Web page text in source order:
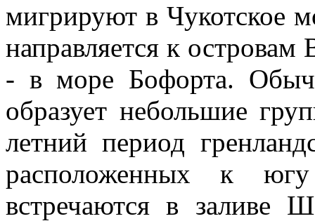
мигрируют в Чукотское
направляется к
- в море Бофорта.
образует небольшие
летний период
расположенных к
встречаются в заливе